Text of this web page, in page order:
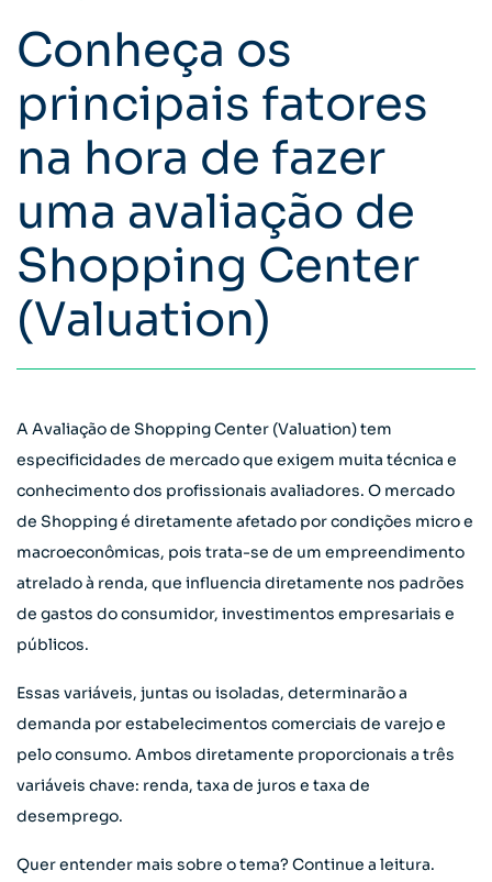
Conheça os
principais fatores
na hora de fazer
uma avaliação de
Shopping Center
(Valuation)
A Avaliação de Shopping Center (Valuation) tem
especificidades de mercado que exigem muita técnica e
conhecimento dos profissionais avaliadores. O mercado
de Shopping é diretamente afetado por condições micro e
macroeconômicas, pois trata-se de um empreendimento
atrelado à renda, que influencia diretamente nos padrões
de gastos do consumidor, investimentos empresariais e
públicos.
Essas variáveis, juntas ou isoladas, determinarão a
demanda por estabelecimentos comerciais de varejo e
pelo consumo. Ambos diretamente proporcionais a três
variáveis chave: renda, taxa de juros e taxa de
desemprego.
Quer entender mais sobre o tema? Continue a leitura.